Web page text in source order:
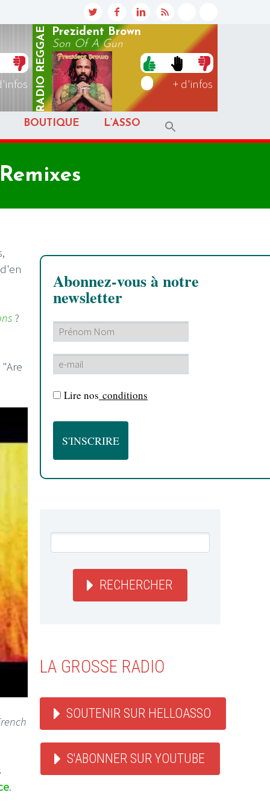
RADIO
REGGAE
Prezident Brown
Son Of A Gun
+ d'infos
BOUTIQUE L’ASSO
?
.
Abonnez-vous à notre
newsletter
Lire nos conditions
RECHERCHER
LA GROSSE RADIO
SOUTENIR SUR HELLOASSO
S'ABONNER SUR YOUTUBE